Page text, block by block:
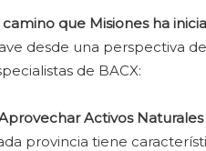
camino que Misiones ha
desde una perspectiva
de BACX:
Activos
provincia tiene